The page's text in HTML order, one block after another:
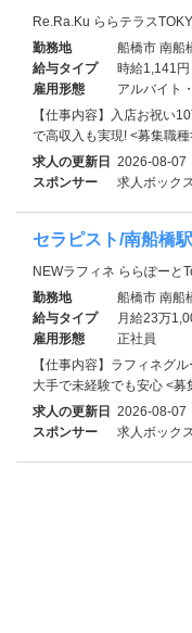
Re.Ra.Ku ららテラス
勤務地
船橋市 南船
給与タイプ
時給1,141
雇用形態
アルバイト
【仕事内容】入店お祝い
で高収入も実現! <募集職
求人の更新日 2026-08-07
スポンサー
求人ボックス
セラピスト/南船橋
NEWラフィネ ららぽーと
勤務地
船橋市 南船
給与タイプ
月給23万
雇用形態
正社員
【仕事内容】ラフィネグ
大手で未経験でも安心 <募
求人の更新日 2026-08-07
スポンサー
求人ボックス